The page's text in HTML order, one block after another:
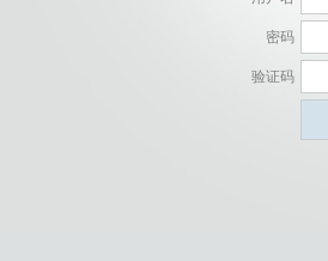
密码
验证码